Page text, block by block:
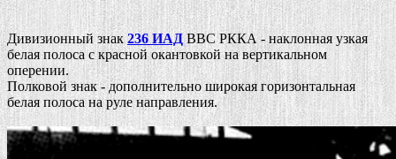
Дивизионный знак236 ИАДВВС РККА - наклонная узкая
белая полоса с красной окантовкой на вертикальном
оперении.
Полковой знак - дополнительно широкая горизонтальная
белая полоса на руле направления.